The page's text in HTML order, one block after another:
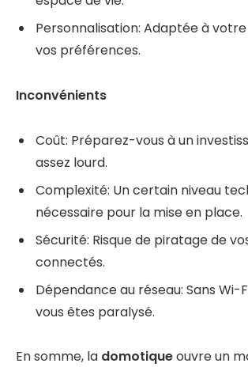
Personnalisation: Adaptée à
vos préférences.
Inconvénients
Coût: Préparez-vous à un
assez lourd.
Complexité: Un certain niveau
nécessaire pour la mise en place.
Sécurité: Risque de piratage de
connectés.
Dépendance au réseau: Sans Wi-
vous êtes paralysé.
En somme, la domotiqueouvre un